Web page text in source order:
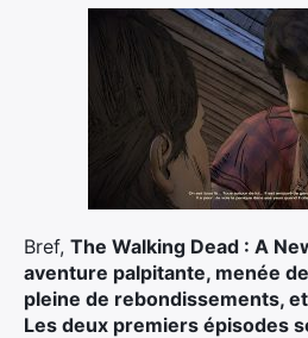
Bref, The Walking Dead : A
aventure palpitante, menée
pleine de rebondissements,
Les deux premiers épisodes